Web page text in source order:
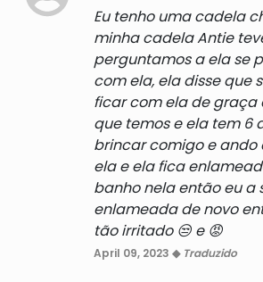
Eu tenho uma cadela
minha cadela Antie
perguntamos a ela se
com ela, ela disse que
ficar com ela de graça
que temos e ela tem 6
brincar comigo e ando
ela e ela fica
banho nela então eu a
enlameada de novo
tão irritado 😒 e 😡
April 09, 2023 ◆ Traduzido